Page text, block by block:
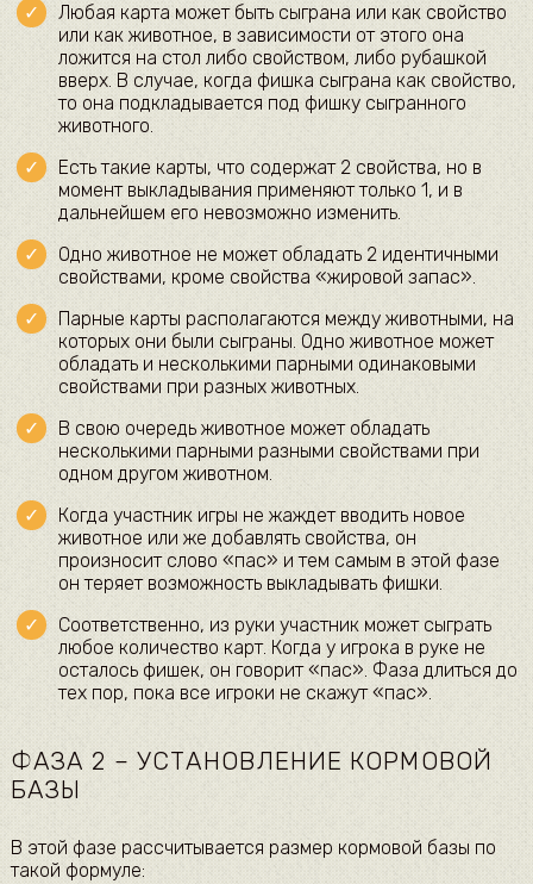
Любая карта может быть сыграна или как свойство
или как животное, в зависимости от этого она
ложится на стол либо свойством, либо рубашкой
вверх. В случае, когда фишка сыграна как свойство,
то она подкладывается под фишку сыгранного
животного.
Есть такие карты, что содержат 2 свойства, но в
момент выкладывания применяют только 1, и в
дальнейшем его невозможно изменить.
Одно животное не может обладать 2 идентичными
свойствами, кроме свойства «жировой запас».
Парные карты располагаются между животными, на
которых они были сыграны. Одно животное может
обладать и несколькими парными одинаковыми
свойствами при разных животных.
В свою очередь животное может обладать
несколькими парными разными свойствами при
одном другом животном.
Когда участник игры не жаждет вводить новое
животное или же добавлять свойства, он
произносит слово «пас» и тем самым в этой фазе
он теряет возможность выкладывать фишки.
Соответственно, из руки участник может сыграть
любое количество карт. Когда у игрока в руке не
осталось фишек, он говорит «пас». Фаза длиться до
тех пор, пока все игроки не скажут «пас».
ФАЗА 2 – УСТАНОВЛЕНИЕ КОРМОВОЙ
БАЗЫ
В этой фазе рассчитывается размер кормовой базы по
такой формуле: